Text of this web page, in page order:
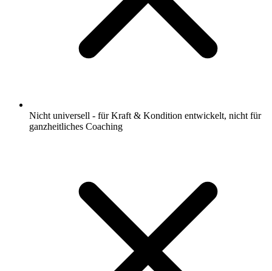
Nicht universell - für Kraft & Kondition entwickelt, nicht für
ganzheitliches Coaching